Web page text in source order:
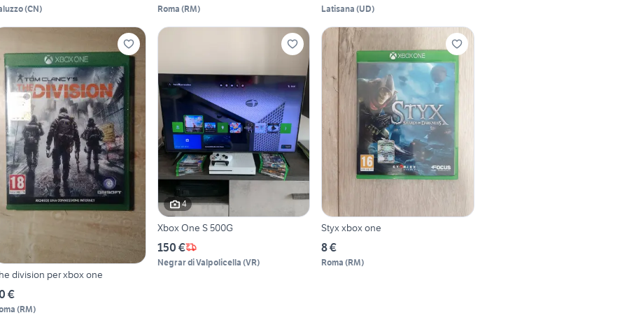
(CN) Roma (RM) Latisana (UD)
division per xbox one
€
(RM)
4
Xbox One S 500G
150 €
Negrar di Valpolicella (VR)
Styx xbox one
8 €
Roma (RM)